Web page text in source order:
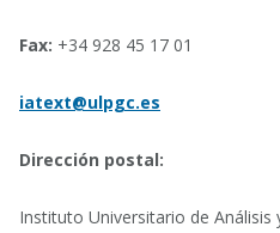
Fax: +34 928 45 17 01
iatext@ulpgc.es
Dirección postal:
Instituto Universitario de Análisis